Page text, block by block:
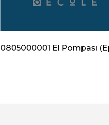
0805000001 El Pompası